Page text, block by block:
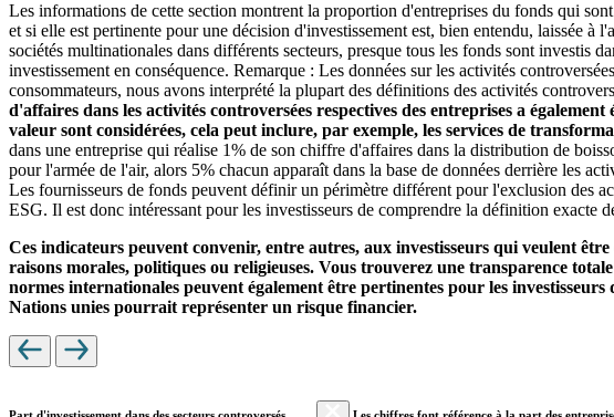
Les informations de cette section montrent la proportion d'entreprises du fonds qui
et si elle est pertinente pour une décision d'investissement est, bien entendu, laissée à
sociétés multinationales dans différents secteurs, presque tous les fonds sont
investissement en conséquence. Remarque : Les données sur les activités
consommateurs, nous avons interprété la plupart des définitions des activités
d'affaires dans les activités controversées respectives des entreprises a
valeur sont considérées, cela peut inclure, par exemple, les services de
dans une entreprise qui réalise 1% de son chiffre d'affaires dans la distribution de
pour l'armée de l'air, alors 5% chacun apparaît dans la base de données derrière
Les fournisseurs de fonds peuvent définir un périmètre différent pour l'exclusion des
ESG. Il est donc intéressant pour les investisseurs de comprendre la définition exacte
Ces indicateurs peuvent convenir, entre autres, aux investisseurs qui veulent
raisons morales, politiques ou religieuses. Vous trouverez une transparence
normes internationales peuvent également être pertinentes pour les
Nations unies pourrait représenter un risque financier.